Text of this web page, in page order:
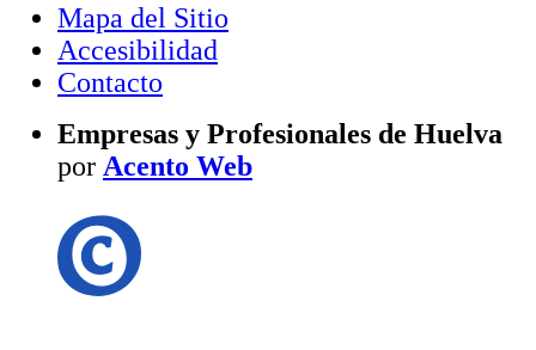
Mapa del Sitio
Accesibilidad
Contacto
Empresas y Profesionales de Huelva
por Acento Web